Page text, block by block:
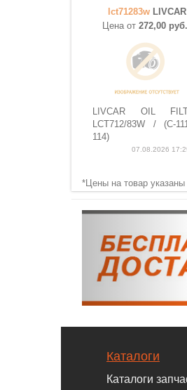
lct71283w LIVCAR
Цена от 272,00
LIVCAR OIL
LCT712/83W / (C-
114)
07.08.2026
*Цены на товар
Каталоги
Каталоги